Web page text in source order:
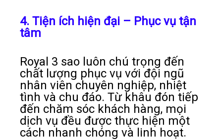
4. Tiện ích hiện đại – Phục vụ tận
tâm
Royal 3 sao luôn chú trọng đến
chất lượng phục vụ với đội ngũ
nhân viên chuyên nghiệp, nhiệt
tình và chu đáo. Từ khâu đón tiếp
đến chăm sóc khách hàng, mọi
dịch vụ đều được thực hiện một
cách nhanh chóng và linh hoạt.